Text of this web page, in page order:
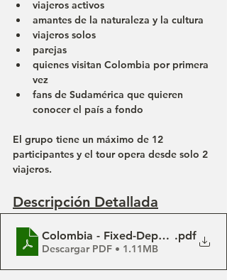
viajeros activos
amantes de la naturaleza y la cultura
viajeros solos
parejas
quienes visitan Colombia por primera
vez
fans de Sudamérica que quieren
conocer el país a fondo
El grupo tiene un máximo de 12
participantes y el tour opera desde solo 2
viajeros.
Descripción Detallada
Colombia - Fixed-Departure Tours
.pdf
Descargar PDF • 1.11MB